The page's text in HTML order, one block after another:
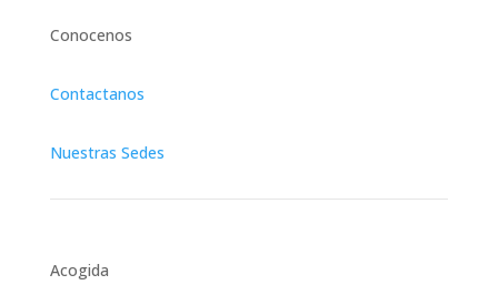
Conocenos
Contactanos
Nuestras Sedes
Acogida